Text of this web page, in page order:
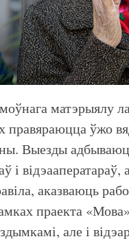
матэрыялу
правяраюцца ўжо
Выезды
і відэааператараў,
аказваюць
праекта
але і